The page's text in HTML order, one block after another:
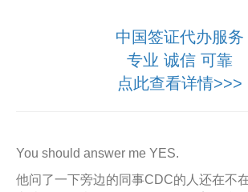
中国签证代办服务
专业 诚信 可靠
点此查看详情>>>
You should answer me YES.
他问了一下旁边的同事CDC的人还在不